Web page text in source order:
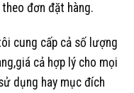
đơn đặt hàng.
cung cấp cả số lượng
cả hợp lý cho mọi
dụng hay mục đích